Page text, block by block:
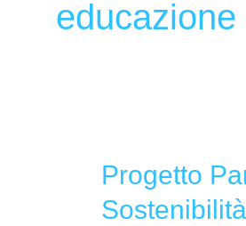
Progetto
Sostenibilità
Progetto
Parmalat-
Sole